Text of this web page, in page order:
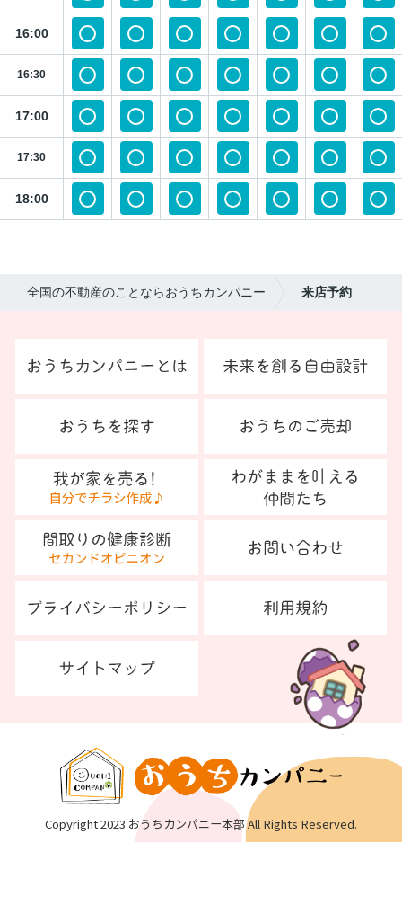
16:00
16:30
17:00
17:30
18:00
全国の不動産のことならおうちカンパニー 来店予約
Copyright 2023 おうちカンパニー本部 All Rights Reserved.